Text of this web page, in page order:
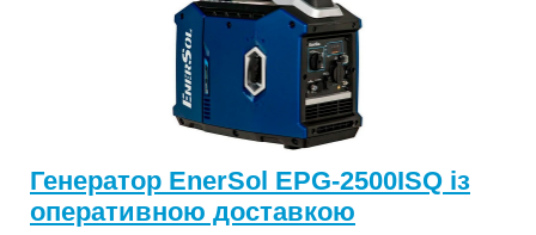
Генератор EnerSol EPG-2500ISQ із
оперативною доставкою